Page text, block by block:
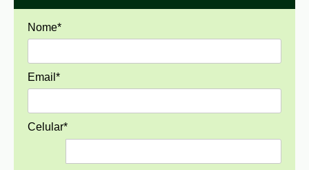
Nome*
Email*
Celular*